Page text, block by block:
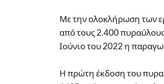
Με την ολοκλήρωση των
από τους 2.400
Ιούνιο του 2022 η
Η πρώτη έκδοση του